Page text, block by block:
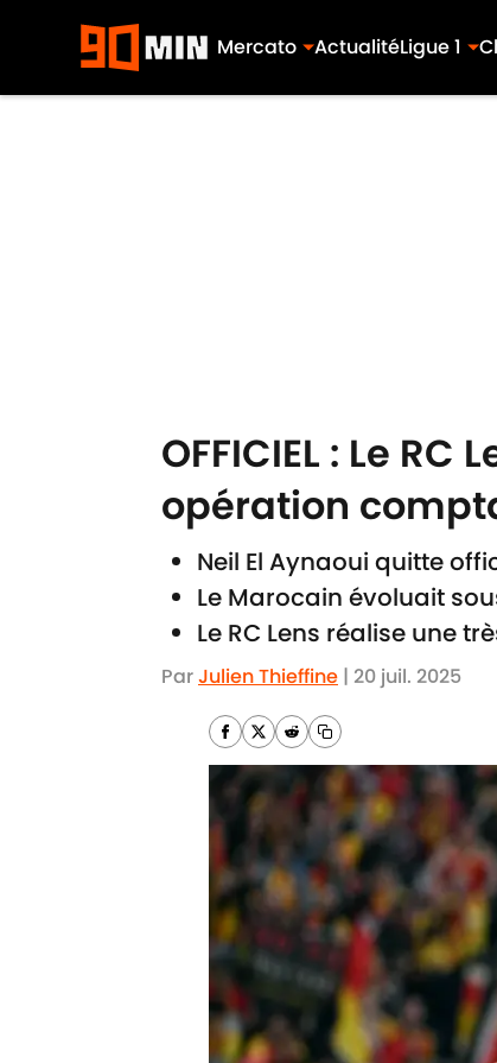
Mercato ActualitéLigue 1
OFFICIEL : Le
opération
Neil El Aynaoui quitte
Le Marocain évoluait
Le RC Lens réalise une
ParJulien Thieffine | 20 juil. 2025